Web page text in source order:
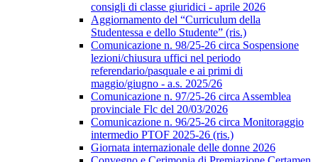
consigli di classe giuridici - aprile 2026
Aggiornamento del “Curriculum della
Studentessa e dello Studente” (ris.)
Comunicazione n. 98/25-26 circa Sospensione
lezioni/chiusura uffici nel periodo
referendario/pasquale e ai primi di
maggio/giugno - a.s. 2025/26
Comunicazione n. 97/25-26 circa Assemblea
provinciale Flc del 20/03/2026
Comunicazione n. 96/25-26 circa Monitoraggio
intermedio PTOF 2025-26 (ris.)
Giornata internazionale delle donne 2026